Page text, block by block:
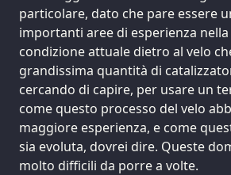
particolare, dato che pare essere
importanti aree di esperienza
condizione attuale dietro al velo
grandissima quantità di
cercando di capire, per usare un
come questo processo del velo
maggiore esperienza, e come
sia evoluta, dovrei dire. Queste
molto difficili da porre a volte.